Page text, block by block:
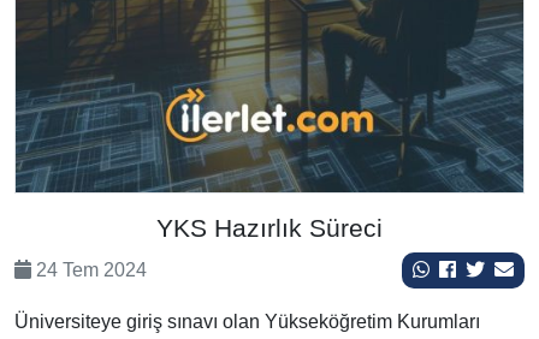
YKS Hazırlık Süreci
24 Tem 2024
Üniversiteye giriş sınavı olan Yükseköğretim Kurumları